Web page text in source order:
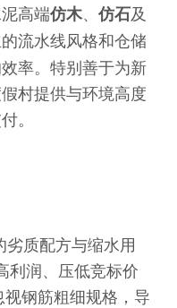
高端仿木、仿石及
流水线风格和仓储
率。特别善于为新
村提供与环境高度
。
劣质配方与缩水用
利润、压低竞标价
钢筋粗细规格，导